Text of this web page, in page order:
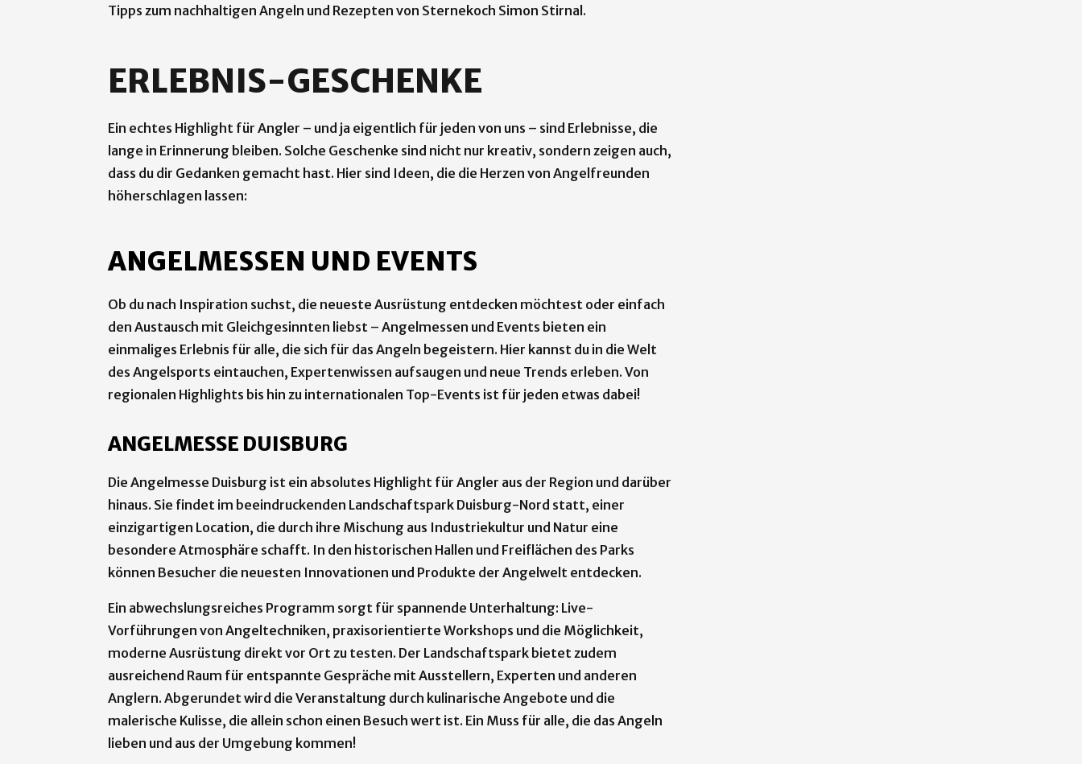
Tipps zum nachhaltigen Angeln und Rezepten von Sternekoch Simon Stirnal.
ERLEBNIS-GESCHENKE
Ein echtes Highlight für Angler – und ja eigentlich für jeden von uns – sind Erlebnisse, die
lange in Erinnerung bleiben. Solche Geschenke sind nicht nur kreativ, sondern zeigen auch,
dass du dir Gedanken gemacht hast. Hier sind Ideen, die die Herzen von Angelfreunden
höherschlagen lassen:
ANGELMESSEN UND EVENTS
Ob du nach Inspiration suchst, die neueste Ausrüstung entdecken möchtest oder einfach
den Austausch mit Gleichgesinnten liebst – Angelmessen und Events bieten ein
einmaliges Erlebnis für alle, die sich für das Angeln begeistern. Hier kannst du in die Welt
des Angelsports eintauchen, Expertenwissen aufsaugen und neue Trends erleben. Von
regionalen Highlights bis hin zu internationalen Top-Events ist für jeden etwas dabei!
ANGELMESSE DUISBURG
Die Angelmesse Duisburg ist ein absolutes Highlight für Angler aus der Region und darüber
hinaus. Sie findet im beeindruckenden Landschaftspark Duisburg-Nord statt, einer
einzigartigen Location, die durch ihre Mischung aus Industriekultur und Natur eine
besondere Atmosphäre schafft. In den historischen Hallen und Freiflächen des Parks
können Besucher die neuesten Innovationen und Produkte der Angelwelt entdecken.
Ein abwechslungsreiches Programm sorgt für spannende Unterhaltung: Live-
Vorführungen von Angeltechniken, praxisorientierte Workshops und die Möglichkeit,
moderne Ausrüstung direkt vor Ort zu testen. Der Landschaftspark bietet zudem
ausreichend Raum für entspannte Gespräche mit Ausstellern, Experten und anderen
Anglern. Abgerundet wird die Veranstaltung durch kulinarische Angebote und die
malerische Kulisse, die allein schon einen Besuch wert ist. Ein Muss für alle, die das Angeln
lieben und aus der Umgebung kommen!